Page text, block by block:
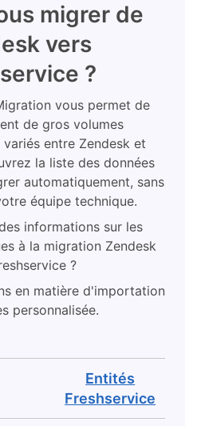
migrer de
vers
?
vous permet de
de gros volumes
entre Zendesk et
la liste des données
automatiquement, sans
équipe technique.
informations sur les
à la migration Zendesk
?
en matière d'importation
personnalisée.
Entités
Freshservice